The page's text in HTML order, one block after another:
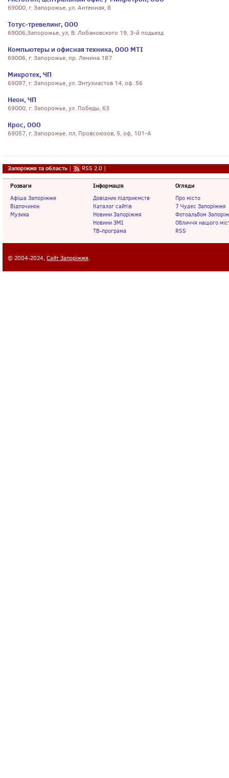
69000, г. Запорожье, ул. Антенная, 8
Тотус-тревелинг, ООО
69006,Запорожье, ул, В. Лобановского 19, 3-й подьезд
Компьютеры и офисная техника, ООО МТI
69006, г. Запорожье, пр. Ленина 187
Микротех, ЧП
69097, г. Запорожье, ул. Энтузиастов 14, оф. 56
Неон, ЧП
69000, г. Запорожье, ул. Победы, 63
Крос, ООО
69057, г. Запорожье, пл, Провсоюзов, 5, оф, 101-А
Запоріжжя та область | RSS 2.0 |
Розваги
Афіша Запоріжжя
Відпочинок
Музика
Інформація
Довідник підприємств
Каталог сайтів
Новини Запоріжжя
Новини ЗМІ
ТВ-програма
Огляди
Про місто
7 Чудес Запоріжжя
Фотоальбом
Обличчя нашого
RSS
© 2004-2024, Сайт Запоріжжя.